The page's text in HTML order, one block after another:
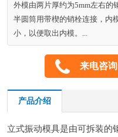
外模由两片厚约为5mm左右的
半圆筒用带楔的销栓连接，内
小，以便取出内模。...
来电咨询
产品介绍
立式振动模具是由可拆装的